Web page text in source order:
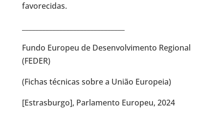
favorecidas.
Fundo Europeu de Desenvolvimento Regional
(FEDER)
(Fichas técnicas sobre a União Europeia)
[Estrasburgo], Parlamento Europeu, 2024